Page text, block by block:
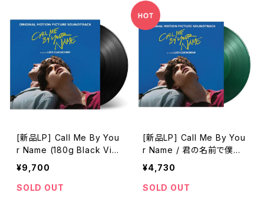
[新品LP] Call Me By You
r Name (180g Black Vin
yl, 2LP) / 君の名前で僕を
呼んで
¥9,700
SOLD OUT
[新品LP] Call Me By You
r Name / 君の名前で僕を
呼んで
¥4,730
SOLD OUT